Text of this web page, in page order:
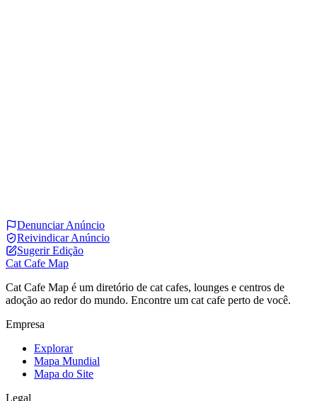
Denunciar Anúncio
Reivindicar Anúncio
Sugerir Edição
Cat Cafe Map
Cat Cafe Map é um diretório de cat cafes, lounges e centros de
adoção ao redor do mundo. Encontre um cat cafe perto de você.
Empresa
Explorar
Mapa Mundial
Mapa do Site
Legal